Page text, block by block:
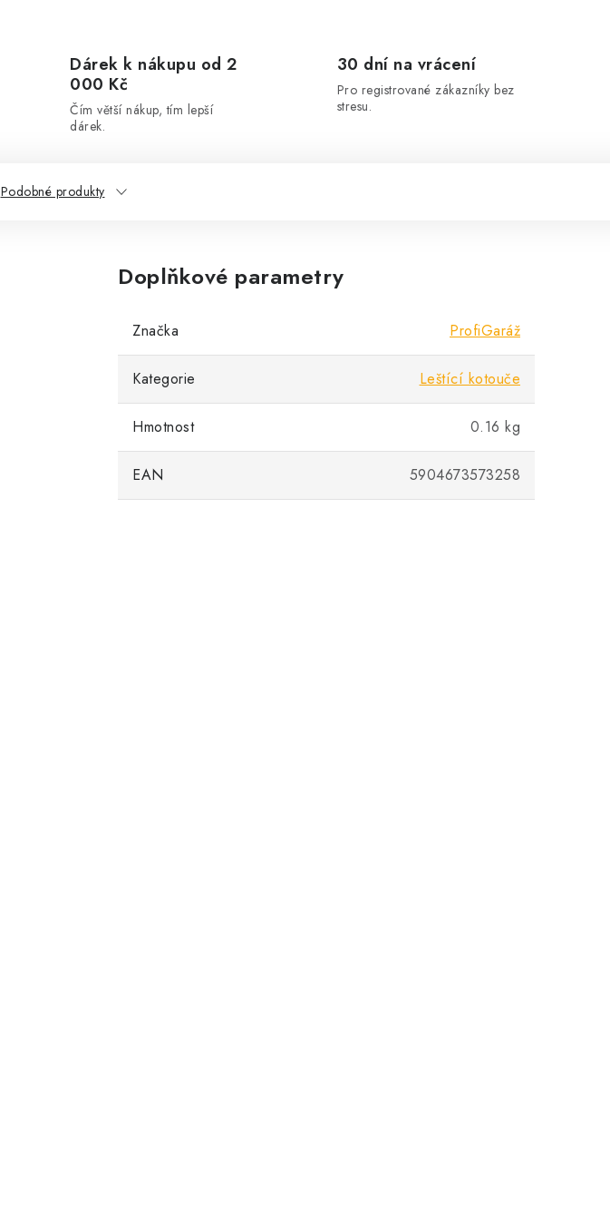
Dárek k nákupu od 2
000 Kč
Čím větší nákup, tím lepší
dárek.
30 dní na vrácení
Pro registrované zákazníky bez
stresu.
Podobné produkty
Doplňkové parametry
Značka ProfiGaráž
Kategorie Leštící kotouče
Hmotnost 0.16 kg
EAN 5904673573258